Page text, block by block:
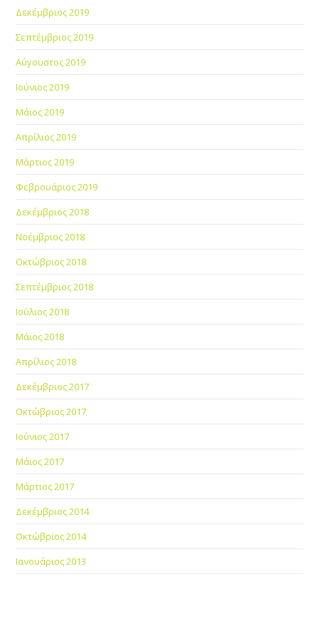
Δεκέμβριος 2019
Σεπτέμβριος 2019
Αύγουστος 2019
Ιούνιος 2019
Μάιος 2019
Απρίλιος 2019
Μάρτιος 2019
Φεβρουάριος 2019
Δεκέμβριος 2018
Νοέμβριος 2018
Οκτώβριος 2018
Σεπτέμβριος 2018
Ιούλιος 2018
Μάιος 2018
Απρίλιος 2018
Δεκέμβριος 2017
Οκτώβριος 2017
Ιούνιος 2017
Μάιος 2017
Μάρτιος 2017
Δεκέμβριος 2014
Οκτώβριος 2014
Ιανουάριος 2013